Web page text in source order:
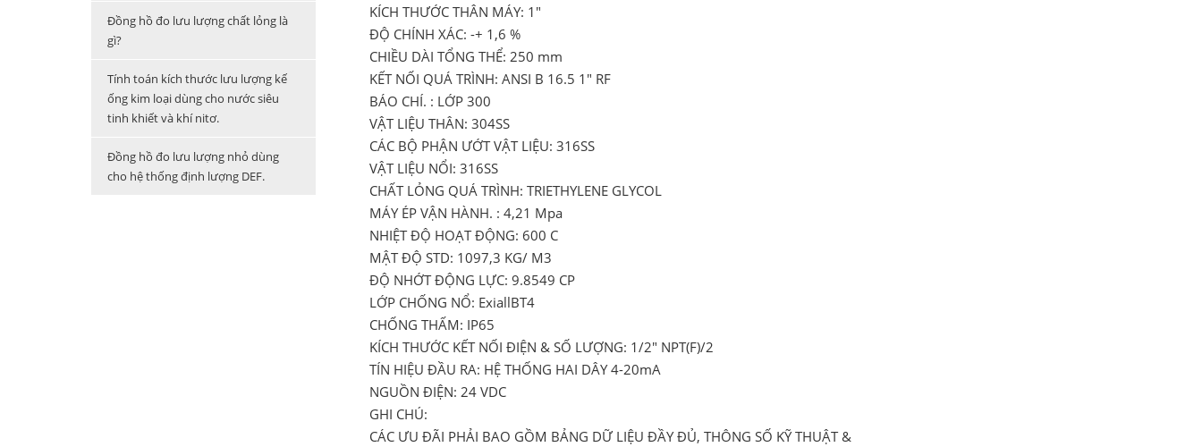
Đồng hồ đo lưu lượng chất lỏng là
gì?
Tính toán kích thước lưu lượng kế
ống kim loại dùng cho nước siêu
tinh khiết và khí nitơ.
Đồng hồ đo lưu lượng nhỏ dùng
cho hệ thống định lượng DEF.
KÍCH THƯỚC THÂN MÁY: 1"
ĐỘ CHÍNH XÁC: -+ 1,6 %
CHIỀU DÀI TỔNG THỂ: 250 mm
KẾT NỐI QUÁ TRÌNH: ANSI B 16.5 1" RF
BÁO CHÍ. : LỚP 300
VẬT LIỆU THÂN: 304SS
CÁC BỘ PHẬN ƯỚT VẬT LIỆU: 316SS
VẬT LIỆU NỔI: 316SS
CHẤT LỎNG QUÁ TRÌNH: TRIETHYLENE GLYCOL
MÁY ÉP VẬN HÀNH. : 4,21 Mpa
NHIỆT ĐỘ HOẠT ĐỘNG: 600 C
MẬT ĐỘ STD: 1097,3 KG/ M3
ĐỘ NHỚT ĐỘNG LỰC: 9.8549 CP
LỚP CHỐNG NỔ: ExiallBT4
CHỐNG THẤM: IP65
KÍCH THƯỚC KẾT NỐI ĐIỆN & SỐ LƯỢNG: 1/2" NPT(F)/2
TÍN HIỆU ĐẦU RA: HỆ THỐNG HAI DÂY 4-20mA
NGUỒN ĐIỆN: 24 VDC
GHI CHÚ:
CÁC ƯU ĐÃI PHẢI BAO GỒM BẢNG DỮ LIỆU ĐẦY ĐỦ, THÔNG SỐ KỸ THUẬT &